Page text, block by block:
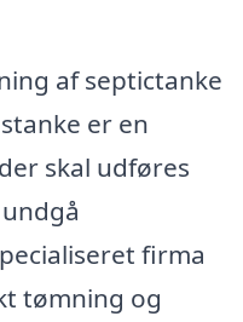
af septictanke
er en
skal udføres
firma
tømning og